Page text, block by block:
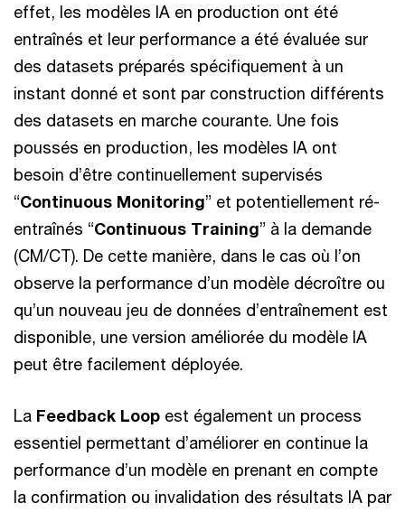
effet, les modèles IA en production ont été
entraînés et leur performance a été évaluée sur
des datasets préparés spécifiquement à un
instant donné et sont par construction différents
des datasets en marche courante. Une fois
poussés en production, les modèles IA ont
besoin d’être continuellement supervisés
“Continuous Monitoring” et potentiellement ré-
entraînés “Continuous Training” à la demande
(CM/CT). De cette manière, dans le cas où l’on
observe la performance d’un modèle décroître ou
qu’un nouveau jeu de données d’entraînement est
disponible, une version améliorée du modèle IA
peut être facilement déployée.
La Feedback Loop est également un process
essentiel permettant d’améliorer en continue la
performance d’un modèle en prenant en compte
la confirmation ou invalidation des résultats IA par